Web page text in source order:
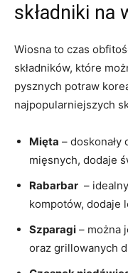
składniki na
Wiosna ‌to czas
składników, ⁣które
pysznych potraw
najpopularniejszych⁣
Mięta ⁢–⁣ doskonały‍
mięsnych, dodaje
Rabarbar
–
kompotów, dodaje
Szparagi – można
oraz‌ grillowanych